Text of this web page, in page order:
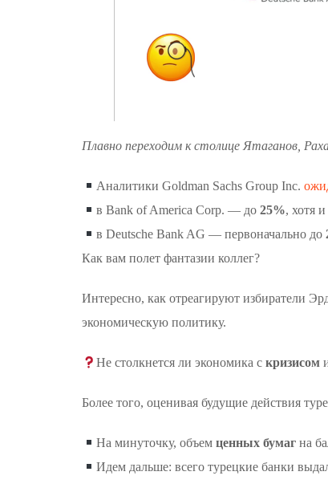
Плавно переходим к столице Ятаганов,
Аналитики Goldman Sachs Group Inc.
в Bank of America Corp. — до25%, хотя
в Deutsche Bank AG — первоначально до
Как вам полет фантазии коллег?
Интересно, как отреагируют избиратели
экономическую политику.
Не столкнется ли экономика скризисом
Более того, оценивая будущие действия
На минуточку, объемценных бумаг на
Идем дальше: всего турецкие банки